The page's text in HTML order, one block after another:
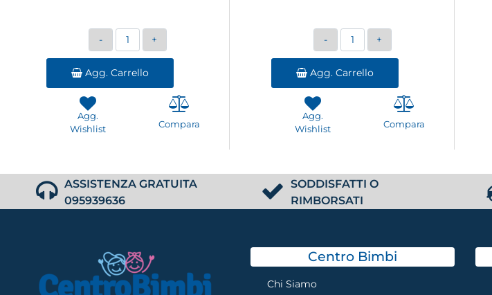
Quantità
Agg. Carrello
Agg.
Wishlist
Compara
Quantità
Agg. Carrello
Agg.
Wishlist
Compara
ASSISTENZA GRATUITA
095939636
SODDISFATTI O
RIMBORSATI
Centro Bimbi
Chi Siamo